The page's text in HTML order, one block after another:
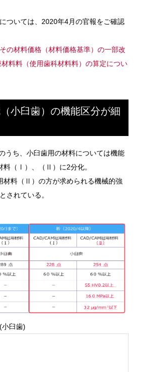
ついては、2020年4月の官報をご確認
の材料価格（材料価格基準）の一部改
料料（使用歯科材料料）の算定につい
小臼歯）の機能区分が細
うち、小臼歯用の材料については機能
料（Ⅰ）、（Ⅱ）に2分化。
材料（Ⅱ）の方が求められる機械的強
されている。
小臼歯)